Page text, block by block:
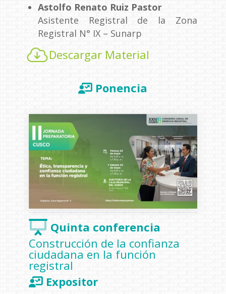
Astolfo Renato Ruiz Pastor
Asistente Registral de la Zona
Registral N° IX – Sunarp
Descargar Material
Ponencia
Quinta conferencia
Construcción de la confianza
ciudadana en la función
registral
Expositor